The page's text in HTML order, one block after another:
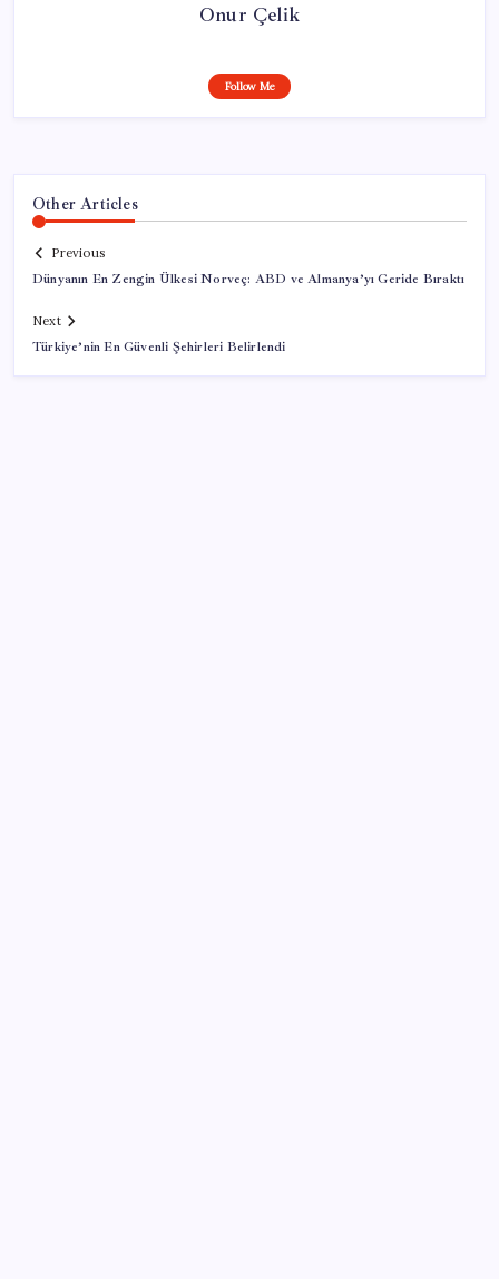
Onur Çelik
Follow Me
Other Articles
Previous
Dünyanın En Zengin Ülkesi Norveç: ABD ve Almanya’yı Geride Bıraktı
Next
Türkiye’nin En Güvenli Şehirleri Belirlendi